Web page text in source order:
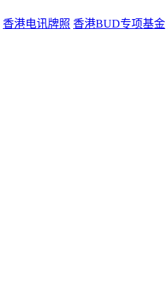
香港电讯牌照 香港BUD专项基金